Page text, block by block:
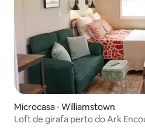
Microcasa ⋅ Williamstown
Loft de girafa perto do Ark